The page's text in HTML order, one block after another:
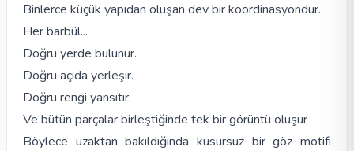
Binlerce küçük yapıdan oluşan dev bir koordinasyondur.
Her barbül...
Doğru yerde bulunur.
Doğru açıda yerleşir.
Doğru rengi yansıtır.
Ve bütün parçalar birleştiğinde tek bir görüntü oluşur
Böylece uzaktan bakıldığında kusursuz bir göz motifi